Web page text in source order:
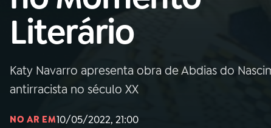
PROGRAMAÇÃO
04PROGRAMAS
05 PODCASTS
Literário
Katy Navarro apresenta obra de Abdias do
antirracista no século XX
NO AR EM10/05/2022, 21:00